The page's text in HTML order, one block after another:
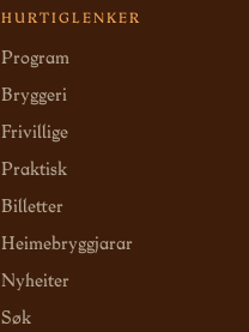
HURTIGLENKER
Program
Bryggeri
Frivillige
Praktisk
Billetter
Heimebryggjarar
Nyheiter
Søk